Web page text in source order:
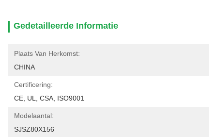
Gedetailleerde Informatie
Plaats Van Herkomst:
CHINA
Certificering:
CE, UL, CSA, ISO9001
Modelaantal:
SJSZ80X156